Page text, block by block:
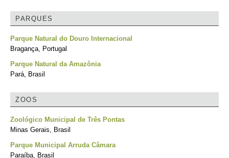
PARQUES
Parque Natural do Douro Internacional
Bragança, Portugal
Parque Natural da Amazônia
Pará, Brasil
ZOOS
Zoológico Municipal de Três Pontas
Minas Gerais, Brasil
Parque Municipal Arruda Câmara
Paraíba, Brasil